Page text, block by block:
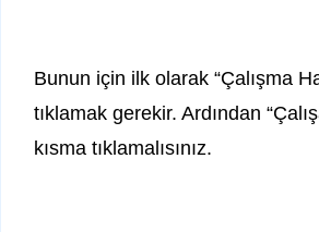
Bunun için ilk olarak “Çalışma
tıklamak gerekir. Ardından
kısma tıklamalısınız.